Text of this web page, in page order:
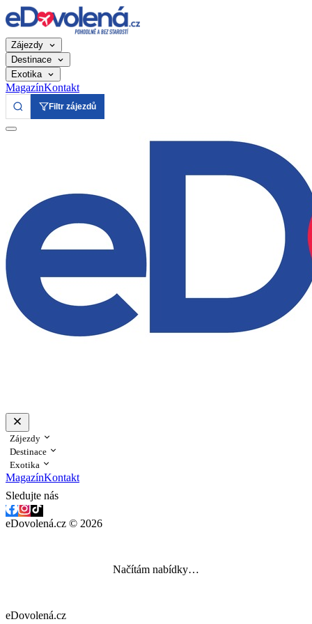
Zájezdy
Destinace
Exotika
MagazínKontakt
Filtr zájezdů
Zájezdy
Destinace
Exotika
MagazínKontakt
Sledujte nás
eDovolená.cz © 2026
Načítám nabídky…
eDovolená.cz